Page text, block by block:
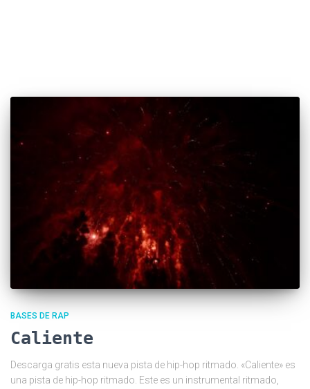
BASES DE RAP
Caliente
Descarga gratis esta nueva pista de hip-hop ritmado. «Caliente» es
una pista de hip-hop ritmado. Este es un instrumental ritmado,